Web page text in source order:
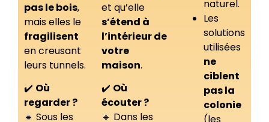
pas le bois,
mais elles le
fragilisent
en creusant
leurs tunnels.
✔️ Où
regarder ?
🔹 Sous les
et qu’elle
s’étend à
l’intérieur de
votre
maison.
✔️ Où
écouter ?
🔹 Dans les
naturel.
Les
solutions
utilisées
ne
ciblent
pas la
colonie